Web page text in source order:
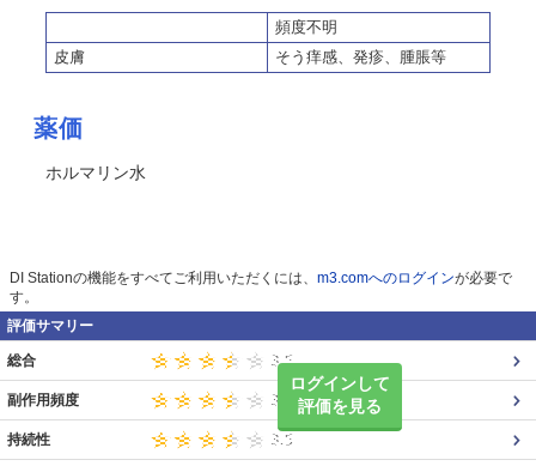
頻度不明
皮膚
そう痒感、発疹、腫脹等
薬価
ホルマリン水
DI Stationの機能をすべてご利用いただくには、 m3.comへのログインが必要で
す。
評価サマリー
ログインして
評価を見る
総合
副作用頻度
持続性